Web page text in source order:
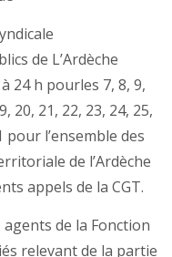
de L’Ardèche
24 h pourles 7, 8, 9,
20, 21, 22, 23, 24, 25,
pour l’ensemble des
de l’Ardèche
appels de la CGT.
de la Fonction
relevant de la partie